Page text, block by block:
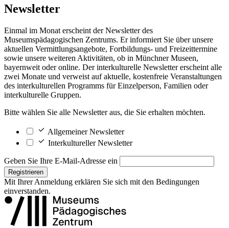
Newsletter
Einmal im Monat erscheint der Newsletter des
Museumspädagogischen Zentrums. Er informiert Sie über unsere
aktuellen Vermittlungsangebote, Fortbildungs- und Freizeittermine
sowie unsere weiteren Aktivitäten, ob in Münchner Museen,
bayernweit oder online. Der interkulturelle Newsletter erscheint alle
zwei Monate und verweist auf aktuelle, kostenfreie Veranstaltungen
des interkulturellen Programms für Einzelperson, Familien oder
interkulturelle Gruppen.
Bitte wählen Sie alle Newsletter aus, die Sie erhalten möchten.
Allgemeiner Newsletter
Interkultureller Newsletter
Geben Sie Ihre E-Mail-Adresse ein
Registrieren
Mit Ihrer Anmeldung erklären Sie sich mit den Bedingungen
einverstanden.